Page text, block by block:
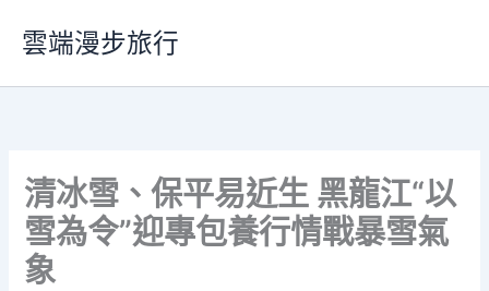
要
雲端漫步旅行
清冰雪、保平易近生 黑龍江“以
雪為令”迎專包養行情戰暴雪氣
象